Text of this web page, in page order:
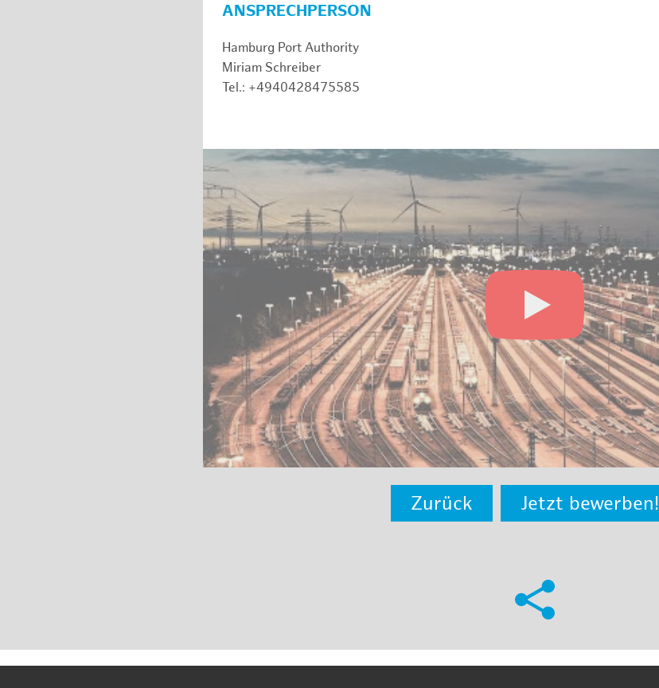
ANSPRECHPERSON
Hamburg Port Authority
Miriam Schreiber
Tel.: +4940428475585
Zurück Jetzt bewerben!